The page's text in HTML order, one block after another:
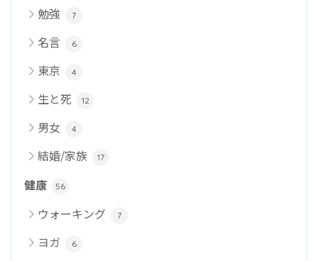
勉強 7
名言 6
東京 4
生と死 12
男女 4
結婚/家族 17
健康 56
ウォーキング 7
ヨガ 6